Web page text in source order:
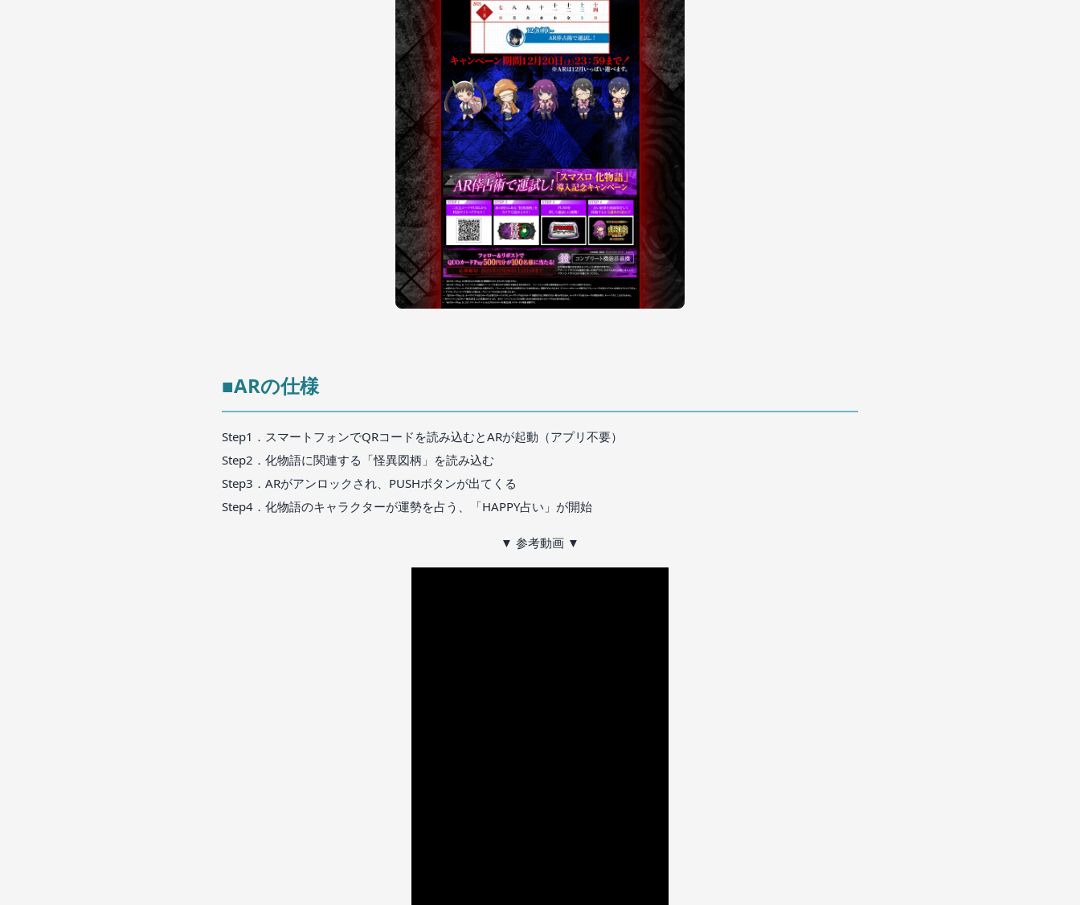
■ARの仕様
Step1．スマートフォンでQRコードを読み込むとARが起動（アプリ不要）
Step2．化物語に関連する「怪異図柄」を読み込む
Step3．ARがアンロックされ、PUSHボタンが出てくる
Step4．化物語のキャラクターが運勢を占う、「HAPPY占い」が開始
▼ 参考動画 ▼